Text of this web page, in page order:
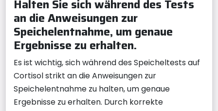
Halten Sie sich während des Tests
an die Anweisungen zur
Speichelentnahme, um genaue
Ergebnisse zu erhalten.
Es ist wichtig, sich während des Speicheltests auf
Cortisol strikt an die Anweisungen zur
Speichelentnahme zu halten, um genaue
Ergebnisse zu erhalten. Durch korrekte